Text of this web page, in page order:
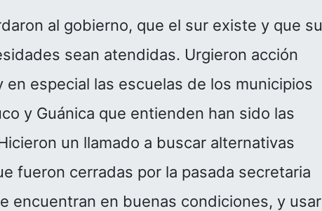
al gobierno, que el sur existe y que su
sean atendidas. Urgieron acción
especial las escuelas de los municipios
y Guánica que entienden han sido las
un llamado a buscar alternativas
fueron cerradas por la pasada secretaria
encuentran en buenas condiciones, y usar